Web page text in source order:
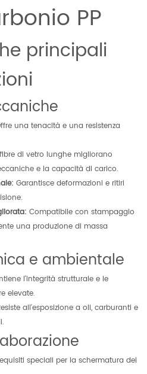
PP
principali
una tenacità e una resistenza
di vetro lunghe migliorano
e la capacità di carico.
Garantisce deformazioni e ritiri
Compatibile con stampaggio
una produzione di massa
e ambientale
l'integrità strutturale e le
elevate.
all'esposizione a oli, carburanti e
speciali per la schermatura dei